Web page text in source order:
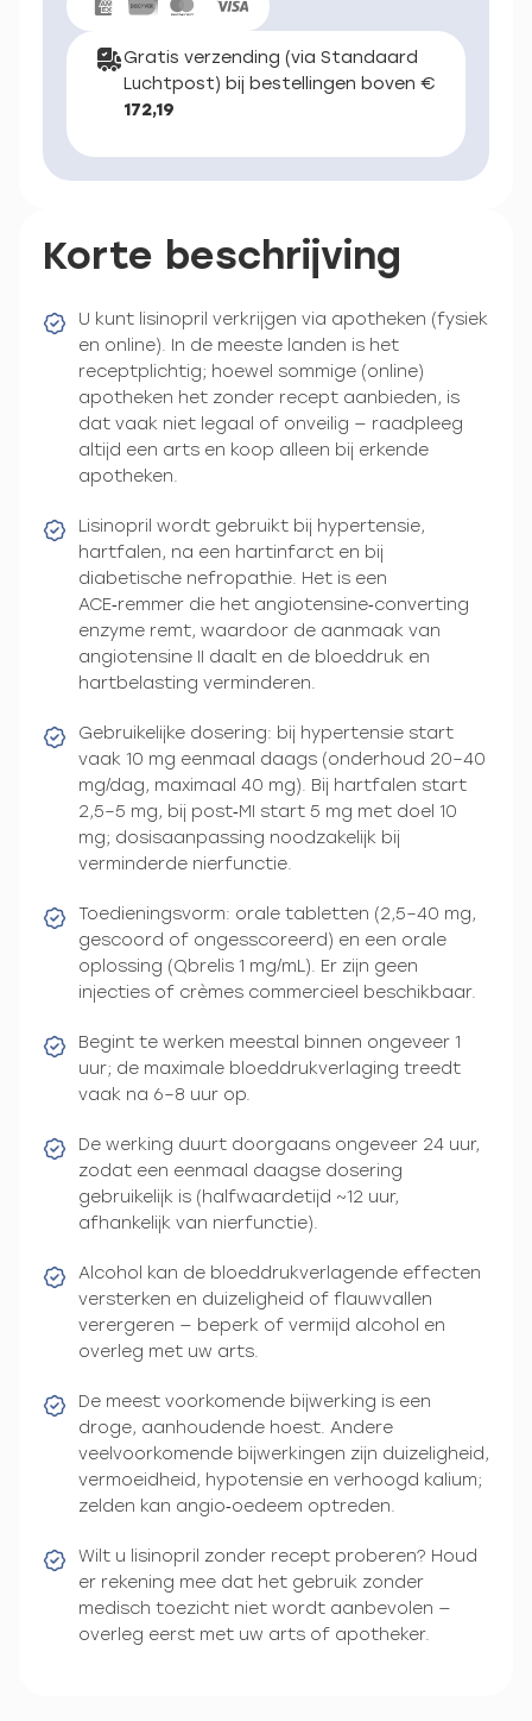
Gratis verzending (via Standaard
Luchtpost) bij bestellingen boven €
172,19
Korte beschrijving
U kunt lisinopril verkrijgen via apotheken (fysiek
en online). In de meeste landen is het
receptplichtig; hoewel sommige (online)
apotheken het zonder recept aanbieden, is
dat vaak niet legaal of onveilig — raadpleeg
altijd een arts en koop alleen bij erkende
apotheken.
Lisinopril wordt gebruikt bij hypertensie,
hartfalen, na een hartinfarct en bij
diabetische nefropathie. Het is een
ACE‑remmer die het angiotensine‑converting
enzyme remt, waardoor de aanmaak van
angiotensine II daalt en de bloeddruk en
hartbelasting verminderen.
Gebruikelijke dosering: bij hypertensie start
vaak 10 mg eenmaal daags (onderhoud 20–40
mg/dag, maximaal 40 mg). Bij hartfalen start
2,5–5 mg, bij post‑MI start 5 mg met doel 10
mg; dosisaanpassing noodzakelijk bij
verminderde nierfunctie.
Toedieningsvorm: orale tabletten (2,5–40 mg,
gescoord of ongesscoreerd) en een orale
oplossing (Qbrelis 1 mg/mL). Er zijn geen
injecties of crèmes commercieel beschikbaar.
Begint te werken meestal binnen ongeveer 1
uur; de maximale bloeddrukverlaging treedt
vaak na 6–8 uur op.
De werking duurt doorgaans ongeveer 24 uur,
zodat een eenmaal daagse dosering
gebruikelijk is (halfwaardetijd ~12 uur,
afhankelijk van nierfunctie).
Alcohol kan de bloeddrukverlagende effecten
versterken en duizeligheid of flauwvallen
verergeren — beperk of vermijd alcohol en
overleg met uw arts.
De meest voorkomende bijwerking is een
droge, aanhoudende hoest. Andere
veelvoorkomende bijwerkingen zijn duizeligheid,
vermoeidheid, hypotensie en verhoogd kalium;
zelden kan angio‑oedeem optreden.
Wilt u lisinopril zonder recept proberen? Houd
er rekening mee dat het gebruik zonder
medisch toezicht niet wordt aanbevolen —
overleg eerst met uw arts of apotheker.